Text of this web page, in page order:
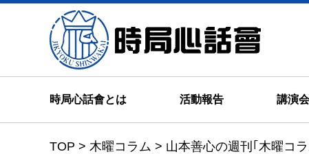
時局心話會とは 活動報告 講演
TOP > 木曜コラム > 山本善心の週刊｢木曜